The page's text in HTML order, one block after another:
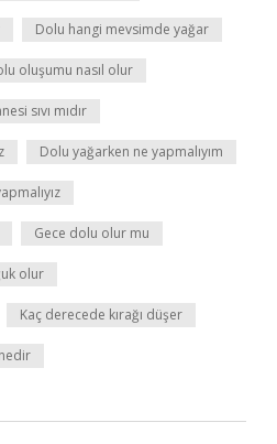
Dolu hangi mevsimde yağar
oluşumu nasıl olur
sıvı mıdır
Dolu yağarken ne yapmalıyım
Gece dolu olur mu
olur
Kaç derecede kırağı düşer